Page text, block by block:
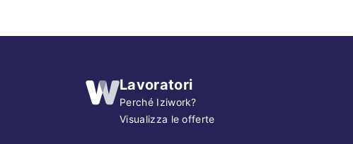
Lavoratori
Perché Iziwork?
Visualizza le offerte